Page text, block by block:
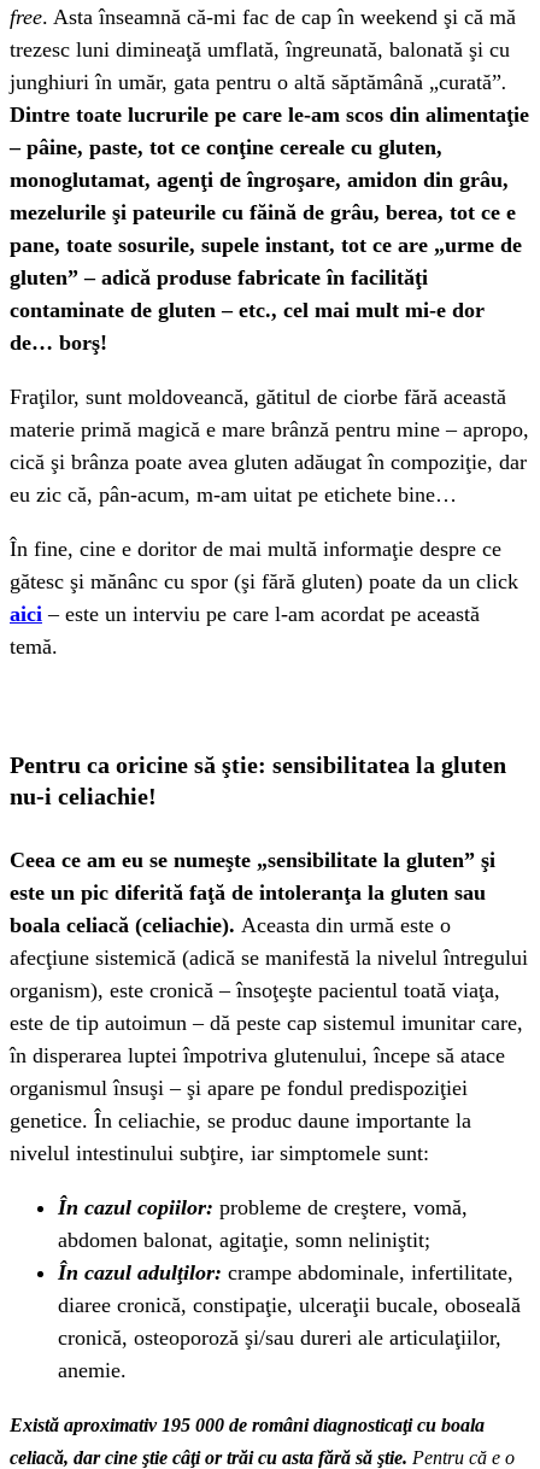
free. Asta înseamnă că-mi fac de cap în weekend şi că mă
trezesc luni dimineaţă umflată, îngreunată, balonată şi cu
junghiuri în umăr, gata pentru o altă săptămână „curată”.
Dintre toate lucrurile pe care le-am scos din alimentaţie
– pâine, paste, tot ce conţine cereale cu gluten,
monoglutamat, agenţi de îngroşare, amidon din grâu,
mezelurile şi pateurile cu făină de grâu, berea, tot ce e
pane, toate sosurile, supele instant, tot ce are „urme de
gluten” – adică produse fabricate în facilităţi
contaminate de gluten – etc., cel mai mult mi-e dor
de… borş!
Fraţilor, sunt moldoveancă, gătitul de ciorbe fără această
materie primă magică e mare brânză pentru mine – apropo,
cică şi brânza poate avea gluten adăugat în compoziţie, dar
eu zic că, pân-acum, m-am uitat pe etichete bine…
În fine, cine e doritor de mai multă informaţie despre ce
gătesc şi mănânc cu spor (şi fără gluten) poate da un click
aici – este un interviu pe care l-am acordat pe această
temă.
Pentru ca oricine să ştie: sensibilitatea la gluten
nu-i celiachie!
Ceea ce am eu se numeşte „sensibilitate la gluten” şi
este un pic diferită faţă de intoleranţa la gluten sau
boala celiacă (celiachie). Aceasta din urmă este o
afecţiune sistemică (adică se manifestă la nivelul întregului
organism), este cronică – însoţeşte pacientul toată viaţa,
este de tip autoimun – dă peste cap sistemul imunitar care,
în disperarea luptei împotriva glutenului, începe să atace
organismul însuşi – şi apare pe fondul predispoziţiei
genetice. În celiachie, se produc daune importante la
nivelul intestinului subţire, iar simptomele sunt:
În cazul copiilor: probleme de creştere, vomă,
abdomen balonat, agitaţie, somn neliniştit;
În cazul adulţilor: crampe abdominale, infertilitate,
diaree cronică, constipaţie, ulceraţii bucale, oboseală
cronică, osteoporoză şi/sau dureri ale articulaţiilor,
anemie.
Există aproximativ 195 000 de români diagnosticaţi cu boala
celiacă, dar cine ştie câţi or trăi cu asta fără să ştie. Pentru că e o